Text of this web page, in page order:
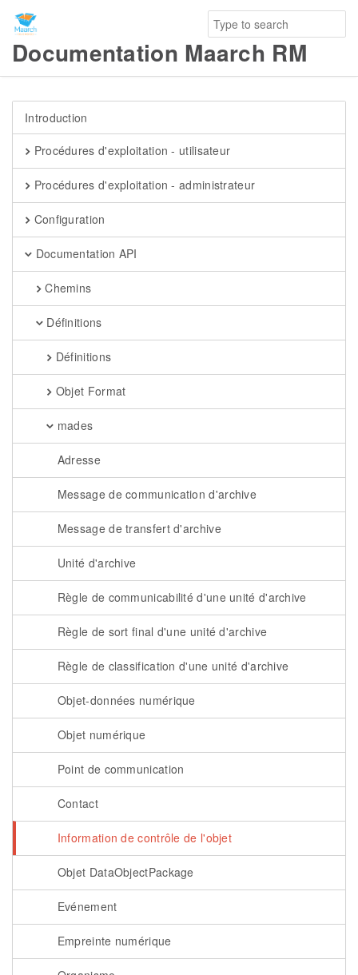
Documentation Maarch RM
Introduction
Procédures d'exploitation - utilisateur
Procédures d'exploitation - administrateur
Configuration
Documentation API
Chemins
Définitions
Définitions
Objet Format
mades
Adresse
Message de communication d'archive
Message de transfert d'archive
Unité d'archive
Règle de communicabilité d'une unité d'archive
Règle de sort final d'une unité d'archive
Règle de classification d'une unité d'archive
Objet-données numérique
Objet numérique
Point de communication
Contact
Information de contrôle de l'objet
Objet DataObjectPackage
Evénement
Empreinte numérique